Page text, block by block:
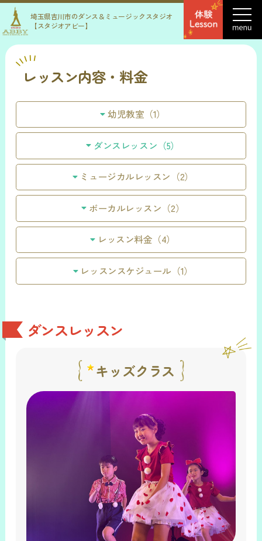
埼玉県吉川市のダンス＆ミュージックスタジオ
【スタジオアビー】
レッスン内容・料金
幼児教室（1）
ダンスレッスン（5）
ミュージカルレッスン（2）
ボーカルレッスン（2）
レッスン料金（4）
レッスンスケジュール（1）
ダンスレッスン
キッズクラス